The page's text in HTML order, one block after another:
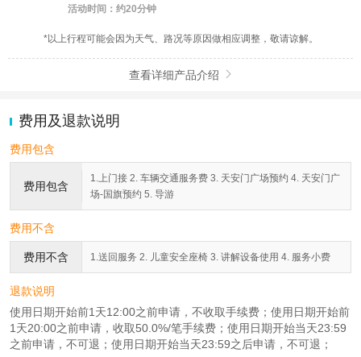
活动时间：约20分钟
*以上行程可能会因为天气、路况等原因做相应调整，敬请谅解。
查看详细产品介绍 
费用及退款说明
费用包含
费用包含
1.上门接 2. 车辆交通服务费 3. 天安门广场预约 4. 天安门广
场-国旗预约 5. 导游
费用不含
费用不含 1.送回服务 2. 儿童安全座椅 3. 讲解设备使用 4. 服务小费
退款说明
使用日期开始前1天12:00之前申请，不收取手续费；使用日期开始前
1天20:00之前申请，收取50.0%/笔手续费；使用日期开始当天23:59
之前申请，不可退；使用日期开始当天23:59之后申请，不可退；